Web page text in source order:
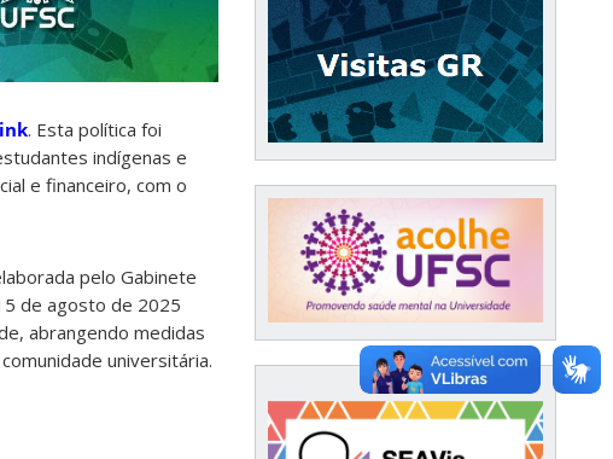
. Esta política foi
indígenas e
e financeiro, com o
pelo Gabinete
de agosto de 2025
abrangendo medidas
universitária.